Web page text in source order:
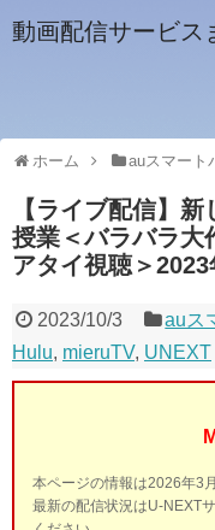
動画配信サービス
ホーム auスマート
【ライブ配信】
授業＜バラバラ大
アタイ視聴＞
2023/10/3 auス
Hulu, mieruTV, UNEXT
本ページの情報は2026年3
最新の配信状況はU-NEXT